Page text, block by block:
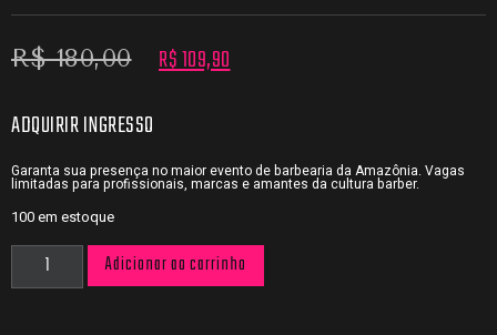
R$180,00 R$109,90
ADQUIRIR INGRESSO
Garanta sua presença no maior evento de barbearia da Amazônia. Vagas
limitadas para profissionais, marcas e amantes da cultura barber.
100 em estoque
Adicionar ao carrinho